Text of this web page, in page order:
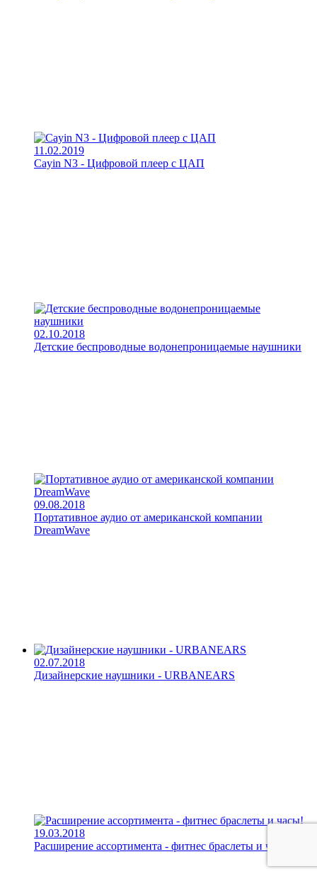
11.02.2019
Cayin N3 - Цифровой плеер с ЦАП
02.10.2018
Детские беспроводные водонепроницаемые наушники
09.08.2018
Портативное аудио от американской компании
DreamWave
02.07.2018
Дизайнерские наушники - URBANEARS
19.03.2018
Расширение ассортимента - фитнес браслеты и часы!